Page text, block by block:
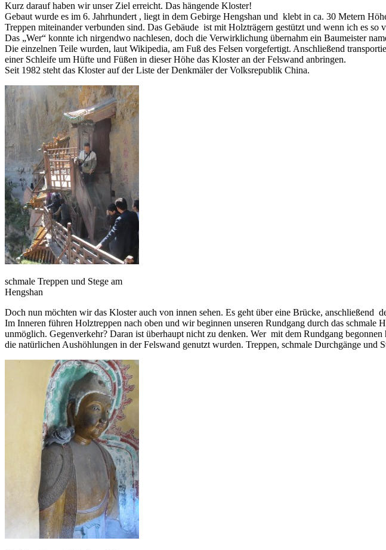
Kurz darauf haben wir unser Ziel erreicht. Das hängende Kloster!
Gebaut wurde es im 6. Jahrhundert , liegt in dem Gebirge Hengshan und klebt in ca. 30 Metern
Treppen miteinander verbunden sind. Das Gebäude ist mit Holzträgern gestützt und wenn ich es
Das „Wer“ konnte ich nirgendwo nachlesen, doch die Verwirklichung übernahm ein Baumeister
Die einzelnen Teile wurden, laut Wikipedia, am Fuß des Felsen vorgefertigt. Anschließend
einer Schleife um Hüfte und Füßen in dieser Höhe das Kloster an der Felswand anbringen.
Seit 1982 steht das Kloster auf der Liste der Denkmäler der Volksrepublik China.
schmale Treppen und Stege am
Hengshan
Doch nun möchten wir das Kloster auch von innen sehen. Es geht über eine Brücke, anschließend
Im Inneren führen Holztreppen nach oben und wir beginnen unseren Rundgang durch das
unmöglich. Gegenverkehr? Daran ist überhaupt nicht zu denken. Wer mit dem Rundgang
die natürlichen Aushöhlungen in der Felswand genutzt wurden. Treppen, schmale Durchgänge